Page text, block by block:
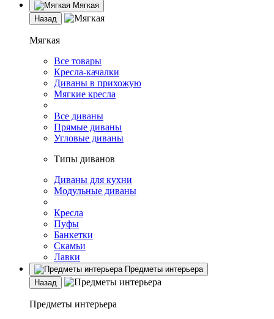
Мягкая
Назад
Мягкая
Все товары
Кресла-качалки
Диваны в прихожую
Мягкие кресла
Все диваны
Прямые диваны
Угловые диваны
Типы диванов
Диваны для кухни
Модульные диваны
Кресла
Пуфы
Банкетки
Скамьи
Лавки
Предметы интерьера
Назад
Предметы интерьера